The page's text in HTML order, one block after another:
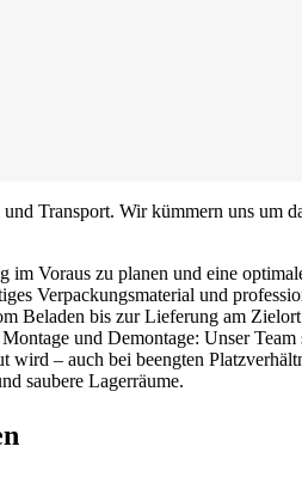
Transport. Wir kümmern uns um
Voraus zu planen und eine
Verpackungsmaterial und
Beladen bis zur Lieferung am
und Demontage: Unser
wird – auch bei beengten
saubere Lagerräume.